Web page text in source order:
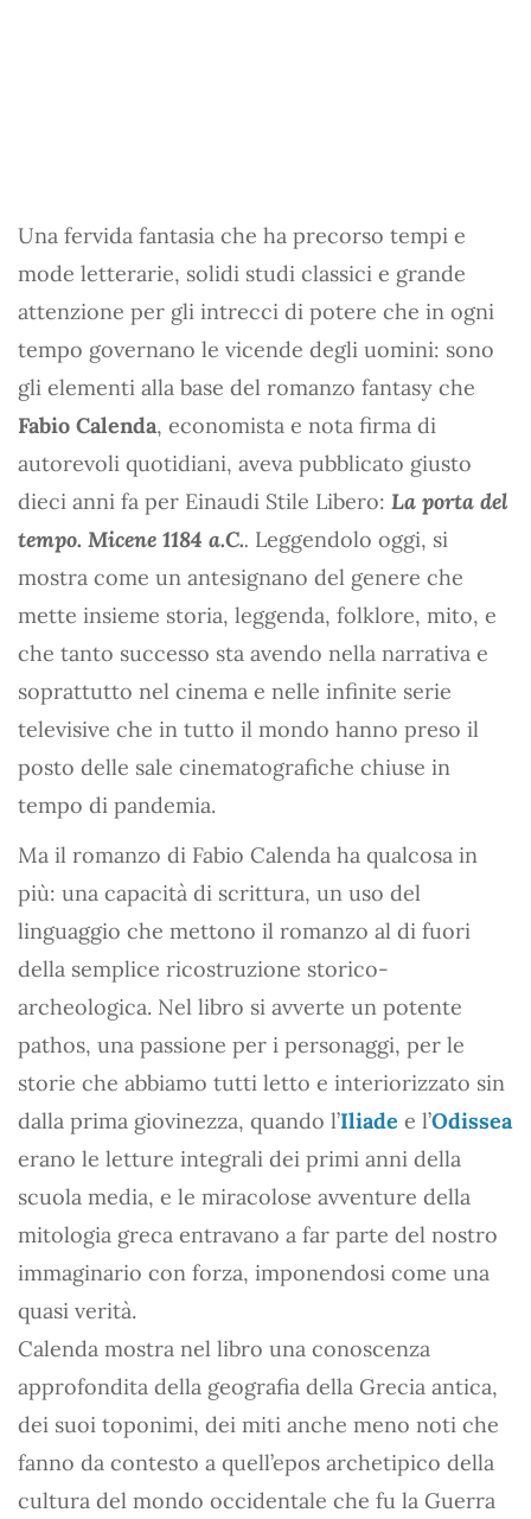
Una fervida fantasia che ha precorso tempi e
mode letterarie, solidi studi classici e grande
attenzione per gli intrecci di potere che in ogni
tempo governano le vicende degli uomini: sono
gli elementi alla base del romanzo fantasy che
Fabio Calenda, economista e nota firma di
autorevoli quotidiani, aveva pubblicato giusto
dieci anni fa per Einaudi Stile Libero: La porta del
tempo. Micene 1184 a.C.. Leggendolo oggi, si
mostra come un antesignano del genere che
mette insieme storia, leggenda, folklore, mito, e
che tanto successo sta avendo nella narrativa e
soprattutto nel cinema e nelle infinite serie
televisive che in tutto il mondo hanno preso il
posto delle sale cinematografiche chiuse in
tempo di pandemia.
Ma il romanzo di Fabio Calenda ha qualcosa in
più: una capacità di scrittura, un uso del
linguaggio che mettono il romanzo al di fuori
della semplice ricostruzione storico-
archeologica. Nel libro si avverte un potente
pathos, una passione per i personaggi, per le
storie che abbiamo tutti letto e interiorizzato sin
dalla prima giovinezza, quando l’Iliade e l’Odissea
erano le letture integrali dei primi anni della
scuola media, e le miracolose avventure della
mitologia greca entravano a far parte del nostro
immaginario con forza, imponendosi come una
quasi verità.
Calenda mostra nel libro una conoscenza
approfondita della geografia della Grecia antica,
dei suoi toponimi, dei miti anche meno noti che
fanno da contesto a quell’epos archetipico della
cultura del mondo occidentale che fu la Guerra